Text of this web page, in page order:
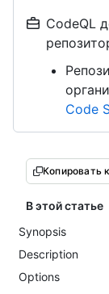
CodeQL
Code
Копировать
В этой статье
Synopsis
Description
Options